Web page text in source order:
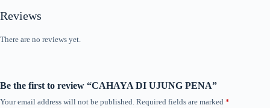
Reviews
There are no reviews yet.
Be the first to review “CAHAYA DI UJUNG PENA”
Your email address will not be published. Required fields are marked *